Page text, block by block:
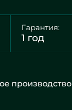
Гарантия:
1 год
производство